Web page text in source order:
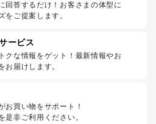
回答するだけ！お客さまの体型に
をご提案します。
ービス
クな情報をゲット！最新情報やお
お届けします。
お買い物をサポート！
是非ご利用ください。